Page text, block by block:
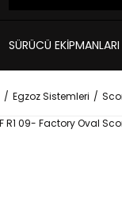
SÜRÜCÜ EKİPMANLARI
Egzoz Sistemleri